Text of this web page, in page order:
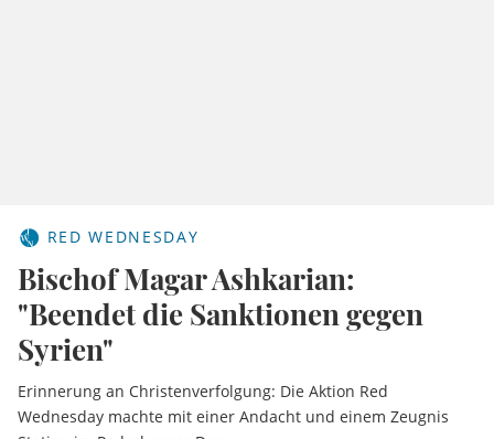
RED WEDNESDAY
Bischof Magar Ashkarian:
"Beendet die Sanktionen gegen
Syrien"
Erinnerung an Christenverfolgung: Die Aktion Red
Wednesday machte mit einer Andacht und einem Zeugnis